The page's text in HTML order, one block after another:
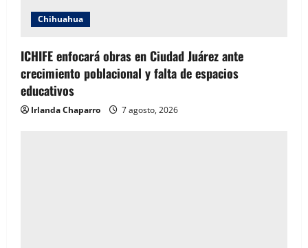
Chihuahua
ICHIFE enfocará obras en Ciudad Juárez ante
crecimiento poblacional y falta de espacios
educativos
Irlanda Chaparro 7 agosto, 2026